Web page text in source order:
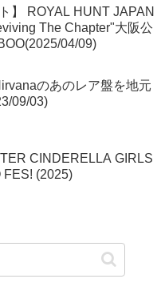
】 ROYAL HUNT JAPAN
The Chapter"大阪公
04/09)
のあのレア盤を地元
09/03)
CINDERELLA GIRLS
FES! (2025)